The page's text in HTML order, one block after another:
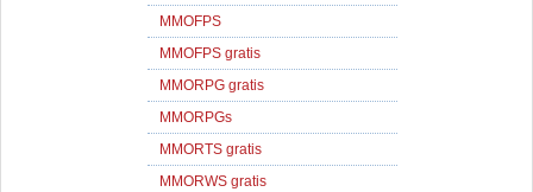
MMOFPS
MMOFPS gratis
MMORPG gratis
MMORPGs
MMORTS gratis
MMORWS gratis